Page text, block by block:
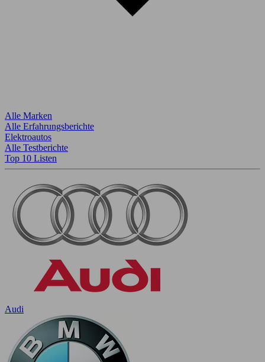
Alle Marken
Alle Erfahrungsberichte
Elektroautos
Alle Testberichte
Top 10 Listen
Audi